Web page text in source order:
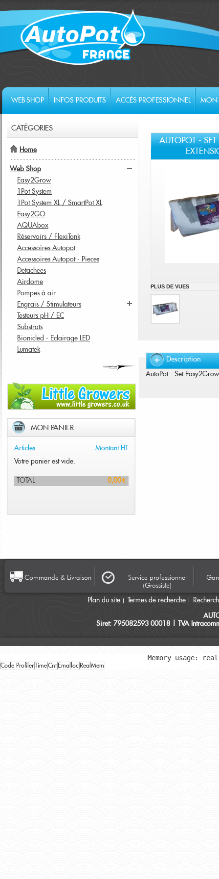
WEB SHOP INFOS PRODUITS ACCÈS PROFESSIONNEL MON
AUTOPOT -
PLUS DE VUES
Description
AutoPot - Set
CATÉGORIES
Home
Web Shop
Easy2Grow
1Pot System
1Pot System XL / SmartPot XL
Easy2GO
AQUAbox
Réservoirs / FlexiTank
Accessoires Autopot
Accessoires Autopot - Pieces
Detachees
Airdome
Pompes à air
Engrais / Stimulateurs
Testeurs pH / EC
Substrats
Bionicled - Eclairage LED
Lumatek
MON PANIER
Articles
Montant HT
Votre panier est vide.
TOTAL 0,00 €
Commande & Livraison
Service professionnel
(Grossiste)
Plan du site Termes de recherche
Siret: 795082593 00018 | TVA
Memory usage:
Code Profiler TimeCnt Emalloc RealMem